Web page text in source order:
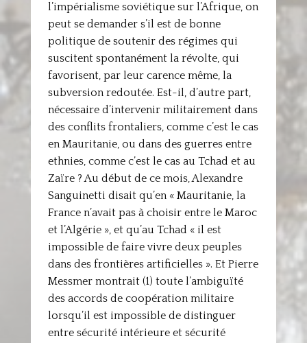
l’impérialisme soviétique sur l’Afrique, on
peut se demander s’il est de bonne
politique de soutenir des régimes qui
suscitent spontanément la révolte, qui
favorisent, par leur carence même, la
subversion redoutée. Est-il, d’autre part,
nécessaire d’intervenir militairement dans
des conflits frontaliers, comme c’est le cas
en Mauritanie, ou dans des guerres entre
ethnies, comme c’est le cas au Tchad et au
Zaïre ? Au début de ce mois, Alexandre
Sanguinetti disait qu’en « Mauritanie, la
France n’avait pas à choisir entre le Maroc
et l’Algérie », et qu’au Tchad « il est
impossible de faire vivre deux peuples
dans des frontières artificielles ». Et Pierre
Messmer montrait (1) toute l’ambiguïté
des accords de coopération militaire
lorsqu’il est impossible de distinguer
entre sécurité intérieure et sécurité